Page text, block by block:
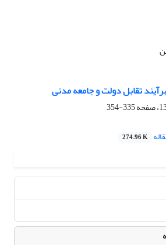
تقابل دولت و جامعه مدنی
335-354
274.96 K